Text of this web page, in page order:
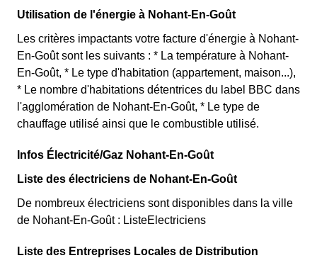
Utilisation de l'énergie à Nohant-En-Goût
Les critères impactants votre facture d'énergie à Nohant-
En-Goût sont les suivants : * La température à Nohant-
En-Goût, * Le type d'habitation (appartement, maison...),
* Le nombre d'habitations détentrices du label BBC dans
l'agglomération de Nohant-En-Goût, * Le type de
chauffage utilisé ainsi que le combustible utilisé.
Infos Électricité/Gaz Nohant-En-Goût
Liste des électriciens de Nohant-En-Goût
De nombreux électriciens sont disponibles dans la ville
de Nohant-En-Goût : ListeElectriciens
Liste des Entreprises Locales de Distribution